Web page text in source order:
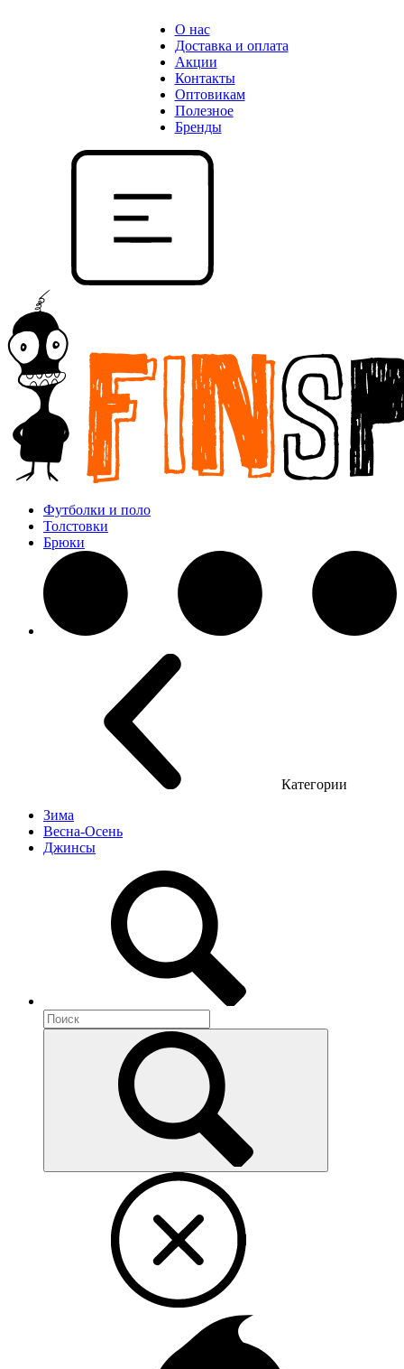
О нас
Доставка и оплата
Акции
Контакты
Оптовикам
Полезное
Бренды
Футболки и поло
Толстовки
Брюки
Категории
Зима
Весна-Осень
Джинсы